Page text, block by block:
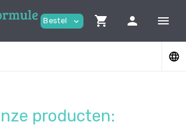
Bestel expand_more shopping_cart person menu
language
producten: